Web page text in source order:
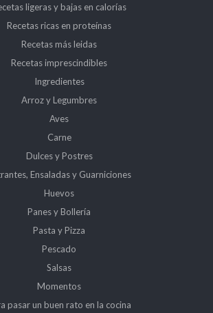
ligeras y bajas en calorías
Recetas ricas en proteínas
Recetas más leidas
Recetas imprescindibles
Ingredientes
Arroz y Legumbres
Aves
Carne
Dulces y Postres
Ensaladas y Guarniciones
Huevos
Panes y Bollería
Pasta y Pizza
Pescado
Salsas
Momentos
pasar un buen rato en la cocina